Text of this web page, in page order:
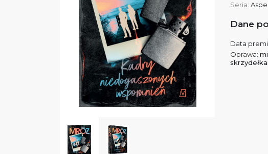
Seria:
Dane
Data
Oprawa: